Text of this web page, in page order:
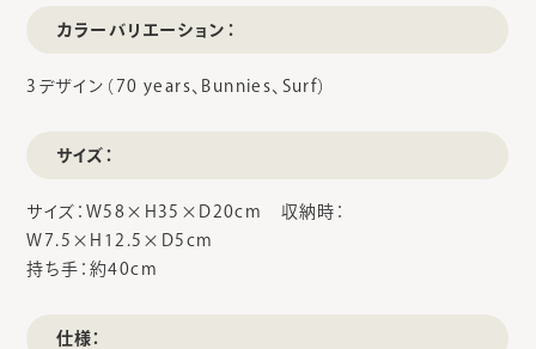
カラーバリエーション：
3デザイン（70 years、Bunnies、Surf）
サイズ：
サイズ：W58×H35×D20cm 収納時：
W7.5×H12.5×D5cm
持ち手：約40cm
仕様：